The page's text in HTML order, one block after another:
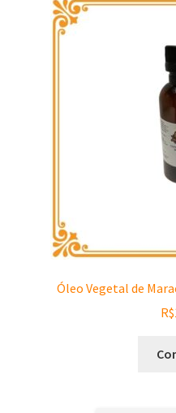
Óleo Vegetal de
R$